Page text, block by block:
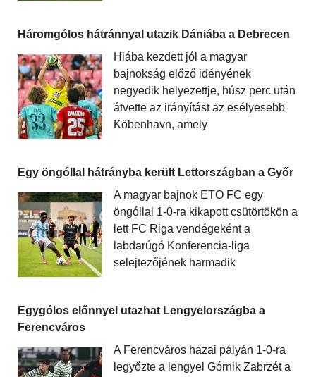
Háromgólos hátránnyal utazik Dániába a Debrecen
Hiába kezdett jól a magyar
bajnokság előző idényének
negyedik helyezettje, húsz perc után
átvette az irányítást az esélyesebb
Köbenhavn, amely
Egy öngóllal hátrányba került Lettországban a Győr
A magyar bajnok ETO FC egy
öngóllal 1-0-ra kikapott csütörtökön a
lett FC Riga vendégeként a
labdarúgó Konferencia-liga
selejtezőjének harmadik
Egygólos előnnyel utazhat Lengyelországba a
Ferencváros
A Ferencváros hazai pályán 1-0-ra
legyőzte a lengyel Górnik Zabrzét a